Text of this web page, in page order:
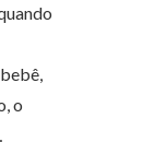
o